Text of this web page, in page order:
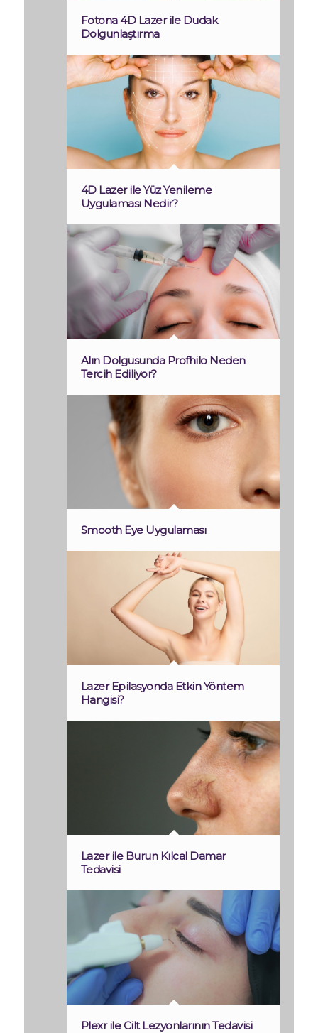
Fotona 4D Lazer ile Dudak
Dolgunlaştırma
4D Lazer ile Yüz Yenileme
Uygulaması Nedir?
Alın Dolgusunda Profhilo Neden
Tercih Ediliyor?
Smooth Eye Uygulaması
Lazer Epilasyonda Etkin Yöntem
Hangisi?
Lazer ile Burun Kılcal Damar
Tedavisi
Plexr ile Cilt Lezyonlarının Tedavisi